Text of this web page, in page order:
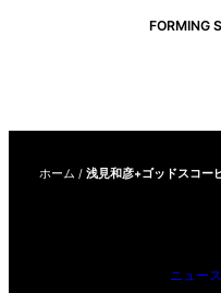
FORMING
ホーム / 浅見和彦+ゴッドスコー
ニュー